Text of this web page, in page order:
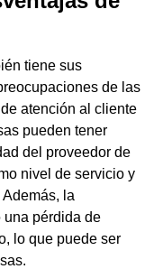
tiene sus
de las
atención al cliente
pueden tener
del proveedor de
nivel de servicio y
la
una pérdida de
lo que puede ser